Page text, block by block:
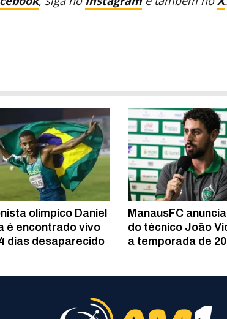
olímpico Daniel
é encontrado vivo
dias desaparecido
ManausFC
do técnico João
a temporada de